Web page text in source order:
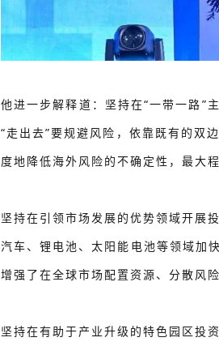
他进一步解释道：坚持在“一带一路”
“走出去”要规避风险，依靠既有的双
度地降低海外风险的不确定性，最大
坚持在引领市场发展的优势领域开展
汽车、锂电池、太阳能电池等领域加
增强了在全球市场配置资源、分散风险
坚持在有助于产业升级的特色园区投